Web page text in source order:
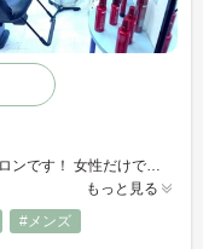
もっと見る
#メンズ